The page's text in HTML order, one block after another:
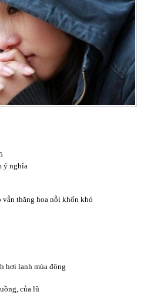
ý nghĩa
thăng hoa nỗi khốn khó
hơi lạnh mùa đông
của lũ